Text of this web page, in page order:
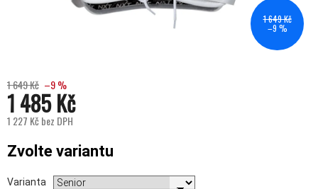
1 649 Kč
–9 %
1 649 Kč –9 %
1 485 Kč
1 227 Kč bez DPH
Zvolte variantu
Varianta